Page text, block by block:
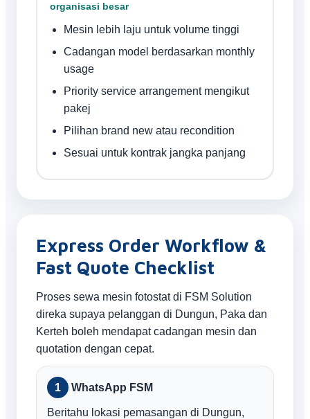
organisasi besar
Mesin lebih laju untuk volume tinggi
Cadangan model berdasarkan monthly
usage
Priority service arrangement mengikut
pakej
Pilihan brand new atau recondition
Sesuai untuk kontrak jangka panjang
Express Order Workflow &
Fast Quote Checklist
Proses sewa mesin fotostat di FSM Solution
direka supaya pelanggan di Dungun, Paka dan
Kerteh boleh mendapat cadangan mesin dan
quotation dengan cepat.
WhatsApp FSM
Beritahu lokasi pemasangan di Dungun,